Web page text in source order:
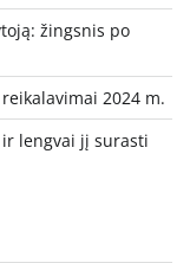
žingsnis po
2024 m.
lengvai jį surasti